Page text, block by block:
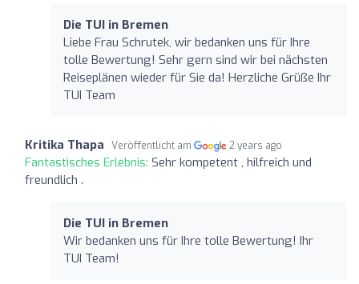
Die TUI in Bremen
Liebe Frau Schrutek, wir bedanken uns für Ihre
tolle Bewertung! Sehr gern sind wir bei nächsten
Reiseplänen wieder für Sie da! Herzliche Grüße Ihr
TUI Team
Kritika Thapa Veröffentlicht am 2 years ago
Fantastisches Erlebnis: Sehr kompetent , hilfreich und
freundlich .
Die TUI in Bremen
Wir bedanken uns für Ihre tolle Bewertung! Ihr
TUI Team!